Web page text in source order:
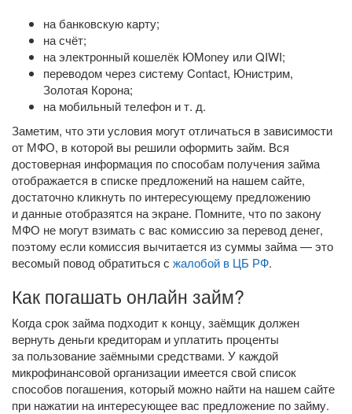
на банковскую карту;
на счёт;
на электронный кошелёк ЮMoney или QIWI;
переводом через систему Contact, Юнистрим,
Золотая Корона;
на мобильный телефон и т. д.
Заметим, что эти условия могут отличаться в зависимости
от МФО, в которой вы решили оформить займ. Вся
достоверная информация по способам получения займа
отображается в списке предложений на нашем сайте,
достаточно кликнуть по интересующему предложению
и данные отобразятся на экране. Помните, что по закону
МФО не могут взимать с вас комиссию за перевод денег,
поэтому если комиссия вычитается из суммы займа — это
весомый повод обратиться с жалобой в ЦБ РФ.
Как погашать онлайн займ?
Когда срок займа подходит к концу, заёмщик должен
вернуть деньги кредиторам и уплатить проценты
за пользование заёмными средствами. У каждой
микрофинансовой организации имеется свой список
способов погашения, который можно найти на нашем сайте
при нажатии на интересующее вас предложение по займу.